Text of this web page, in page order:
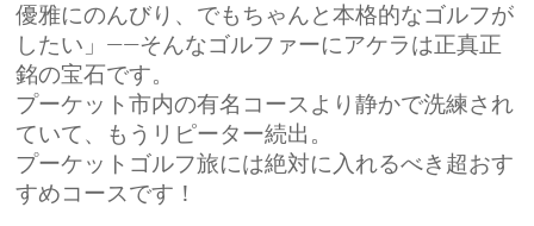
優雅にのんびり、でもちゃんと本格的なゴルフが
したい」——そんなゴルファーにアケラは正真正
銘の宝石です。
プーケット市内の有名コースより静かで洗練され
ていて、もうリピーター続出。
プーケットゴルフ旅には絶対に入れるべき超おす
すめコースです！